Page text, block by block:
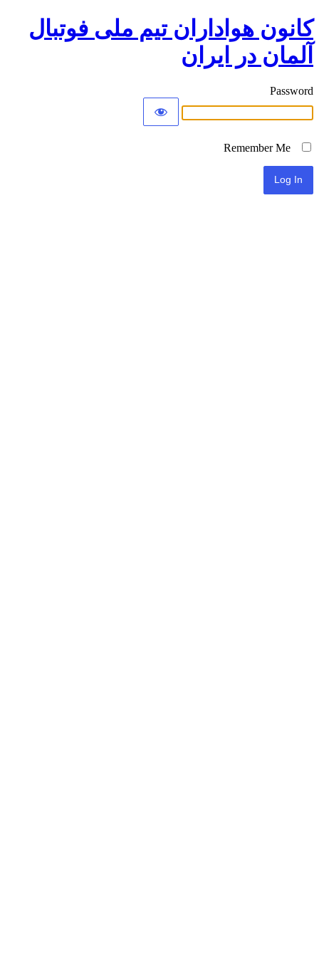
کانون هواداران تیم ملی فوتبال
آلمان در ایران
Password
Remember Me